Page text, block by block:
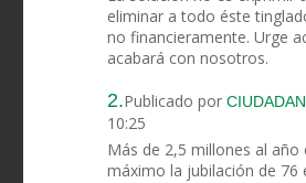
eliminar a todo éste
no financieramente. Urge
acabará con nosotros.
2.Publicado por
10:25
Más de 2,5 millones al
máximo la jubilación de 76